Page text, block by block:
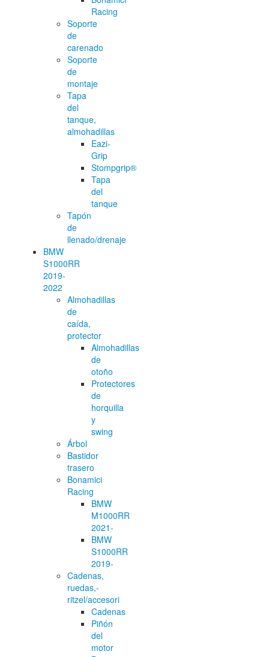
Racing
Soporte
de
carenado
Soporte
de
montaje
Tapa
del
tanque,
almohadillas
Eazi-
Grip
Stompgrip®
Tapa
del
tanque
Tapón
de
llenado/drenaje
BMW
S1000RR
2019-
2022
Almohadillas
de
caída,
protector
Almohadillas
de
otoño
Protectores
de
horquilla
y
swing
Árbol
Bastidor
trasero
Bonamici
Racing
BMW
M1000RR
2021-
BMW
S1000RR
2019-
Cadenas,
ruedas,-
ritzel/accesori
Cadenas
Piñón
del
motor